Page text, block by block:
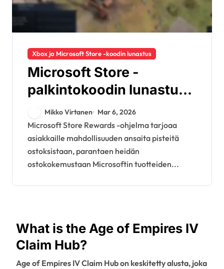
Xbox ja Microsoft Store -koodin lunastus
Microsoft Store -
palkintokoodin lunastus:
Pisteiden ansaitseminen,
Palkintojen lunastus,
Tilin hallinta
Mikko Virtanen Mar 6, 2026
Microsoft Store Rewards -ohjelma tarjoaa
asiakkaille mahdollisuuden ansaita pisteitä
ostoksistaan, parantaen heidän
ostokokemustaan Microsoftin tuotteiden...
What is the Age of Empires IV
Claim Hub?
Age of Empires IV Claim Hub on keskitetty alusta, joka